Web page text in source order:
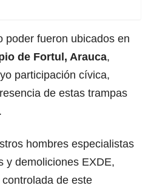
poder fueron ubicados en
de Fortul, Arauca,
participación cívica,
de estas trampas
hombres especialistas
y demoliciones EXDE,
de este